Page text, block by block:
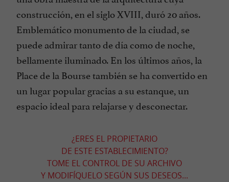
construcción, en el siglo XVIII, duró 20 años.
Emblemático monumento de la ciudad, se
puede admirar tanto de día como de noche,
bellamente iluminado. En los últimos años, la
Place de la Bourse también se ha convertido en
un lugar popular gracias a su estanque, un
espacio ideal para relajarse y desconectar.
¿ERES EL PROPIETARIO
DE ESTE ESTABLECIMIENTO?
TOME EL CONTROL DE SU ARCHIVO
Y MODIFÍQUELO SEGÚN SUS DESEOS...